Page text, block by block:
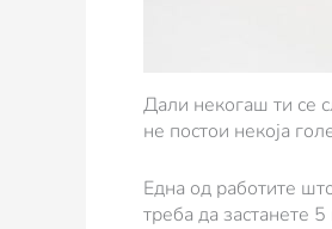
Дали некогаш ти се
не постои некоја
Една од работите
треба да застанете